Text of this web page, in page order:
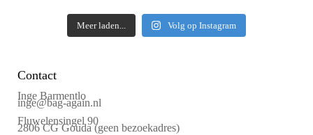
Meer laden... Volg op Instagram
Contact
Inge Barmentlo
inge@bag-again.nl
Fluwelensingel 90
2806 CG Gouda (geen bezoekadres)